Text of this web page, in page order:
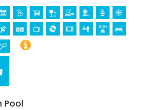
von 5 Kilometern von der Villa)
und Reiten (innerhalb von 10 Kilometern
Pool